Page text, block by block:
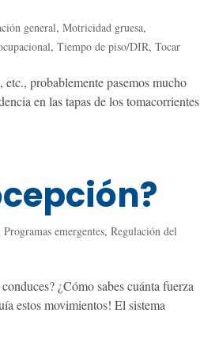
general,Motricidad gruesa,
,Tiempo de piso/DIR,Tocar
probablemente pasemos mucho
en las tapas de los tomacorrientes
Programas emergentes,Regulación del
¿Cómo sabes cuánta fuerza
estos movimientos! El sistema